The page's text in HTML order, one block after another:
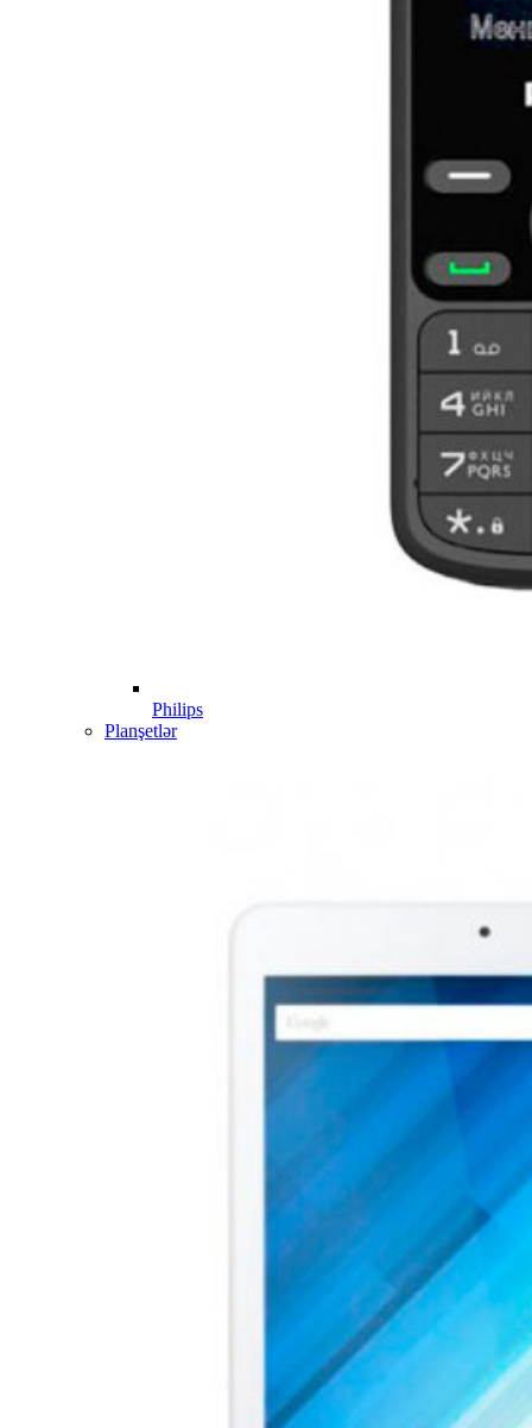
Philips
Planşetlər